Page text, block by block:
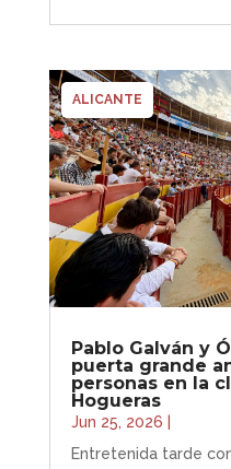
Pablo Galván y
puerta grande
personas en la
Hogueras
Jun 25, 2026
ALICANTE
Entretenida tarde